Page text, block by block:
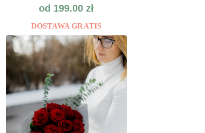
od 199.00 zł
DOSTAWA GRATIS